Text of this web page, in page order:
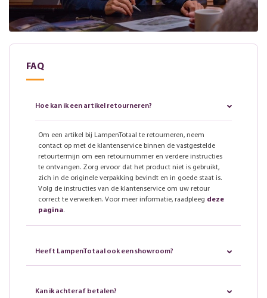
FAQ
Hoe kan ik een artikel retourneren?
Om een artikel bij LampenTotaal te retourneren, neem
contact op met de klantenservice binnen de vastgestelde
retourtermijn om een retournummer en verdere instructies
te ontvangen. Zorg ervoor dat het product niet is gebruikt,
zich in de originele verpakking bevindt en in goede staat is.
Volg de instructies van de klantenservice om uw retour
correct te verwerken. Voor meer informatie, raadpleeg deze
pagina.
Heeft LampenTotaal ook een showroom?
Kan ik achteraf betalen?